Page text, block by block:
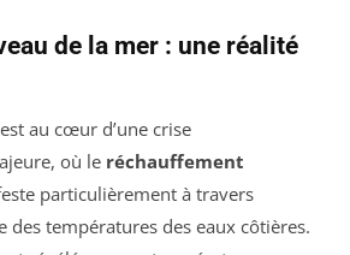
de la mer : une réalité
au cœur d’une crise
où le réchauffement
particulièrement à travers
des températures des eaux côtières.